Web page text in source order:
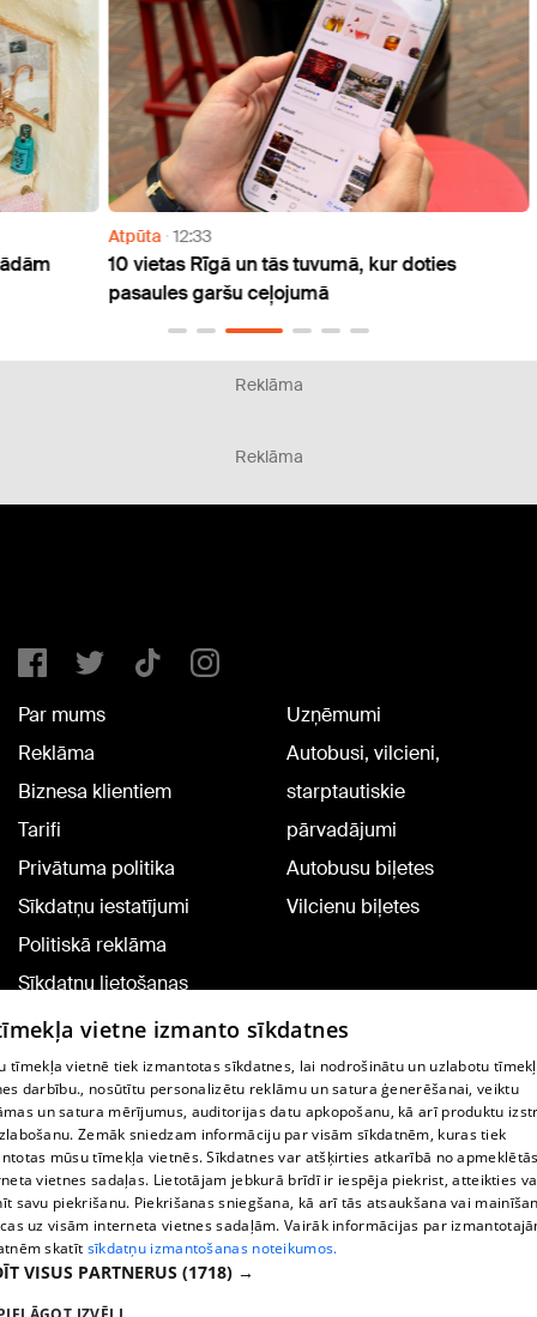
Atpūta 12:33
10 vietas Rīgā un tās tuvumā, kur doties
pasaules garšu ceļojumā
Reklāma
Reklāma
Par mums
Reklāma
Biznesa klientiem
Tarifi
Privātuma politika
Sīkdatņu iestatījumi
Politiskā reklāma
Sīkdatņu lietošanas
noteikumi
Komentāru pievienošana
Uzņēmumi
Autobusi, vilcieni,
starptautiskie
pārvadājumi
Autobusu biļetes
Vilcienu biļetes
TV programma
Līguma noteikumi
360 Ziņu kontakti
Helio Media
Portāla palīdzības dienests: e-pasts -
vietne izmanto sīkdatnes
tīmekļa vietnē tiek izmantotas sīkdatnes, lai nodrošinātu un uzlabotu
darbību., nosūtītu personalizētu reklāmu un satura ģenerēšanai, veiktu
un satura mērījumus, auditorijas datu apkopošanu, kā arī produktu
Zemāk sniedzam informāciju par visām sīkdatnēm, kuras tiek
mūsu tīmekļa vietnēs. Sīkdatnes var atšķirties atkarībā no
vietnes sadaļas. Lietotājam jebkurā brīdī ir iespēja piekrist, atteikties
savu piekrišanu. Piekrišanas sniegšana, kā arī tās atsaukšana vai
uz visām interneta vietnes sadaļām. Vairāk informācijas par
skatīt sīkdatņu izmantošanas noteikumos.
VISUS PARTNERUS (1718) →